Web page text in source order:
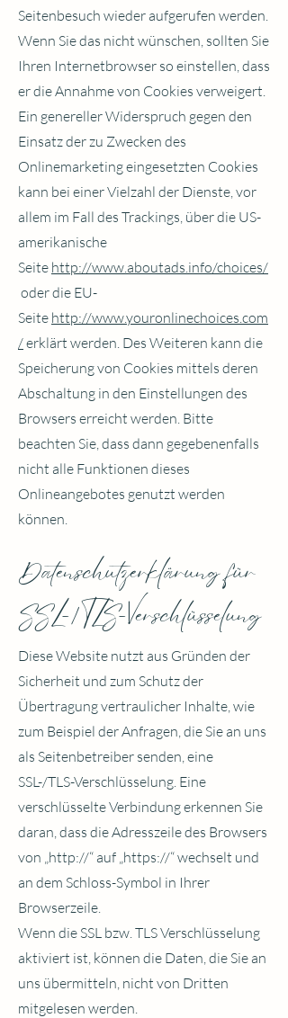
Seitenbesuch wieder aufgerufen werden.
Wenn Sie das nicht wünschen, sollten Sie
Ihren Internetbrowser so einstellen, dass
er die Annahme von Cookies verweigert.
Ein genereller Widerspruch gegen den
Einsatz der zu Zwecken des
Onlinemarketing eingesetzten Cookies
kann bei einer Vielzahl der Dienste, vor
allem im Fall des Trackings, über die US-
amerikanische
Seite http://www.aboutads.info/choices/
oder die EU-
Seite http://www.youronlinechoices.com
/erklärt werden. Des Weiteren kann die
Speicherung von Cookies mittels deren
Abschaltung in den Einstellungen des
Browsers erreicht werden. Bitte
beachten Sie, dass dann gegebenenfalls
nicht alle Funktionen dieses
Onlineangebotes genutzt werden
können.
Datenschutzerklärung für
SSL-/TLS-Verschlüsselung
Diese Website nutzt aus Gründen der
Sicherheit und zum Schutz der
Übertragung vertraulicher Inhalte, wie
zum Beispiel der Anfragen, die Sie an uns
als Seitenbetreiber senden, eine
SSL-/TLS-Verschlüsselung. Eine
verschlüsselte Verbindung erkennen Sie
daran, dass die Adresszeile des Browsers
von „http://“ auf „https://“ wechselt und
an dem Schloss-Symbol in Ihrer
Browserzeile.
Wenn die SSL bzw. TLS Verschlüsselung
aktiviert ist, können die Daten, die Sie an
uns übermitteln, nicht von Dritten
mitgelesen werden.